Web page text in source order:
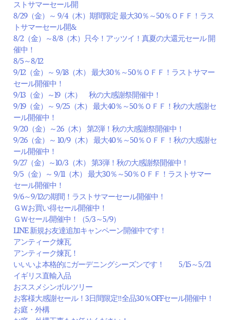
ストサマーセール開
8/29（金）～ 9/4（木）期間限定 最大30％～50％ＯＦＦ！ラス
トサマーセール開&
8/2（金）～8/8（木）只今！アッツイ！真夏の大還元セール 開
催中！
8/5～8/12
9/12（金）～ 9/18（木） 最大30％～50％ＯＦＦ！ラストサマー
セール開催中！
9/13（金）～19（木） 秋の大感謝祭開催中！
9/19（金）～ 9/25（木） 最大40％～50％ＯＦＦ！秋の大感謝セ
ール開催中！
9/20（金）～26（木） 第2弾！秋の大感謝祭開催中！
9/26（金）～ 10/9（木） 最大40％～50％ＯＦＦ！秋の大感謝セ
ール開催中！
9/27（金）～10/3（木） 第3弾！秋の大感謝祭開催中！
9/5（金）～ 9/11（木） 最大30％～50％ＯＦＦ！ラストサマー
セール開催中！
9/6～9/12の期間！ラストサマーセール開催中！
ＧＷお買い得セール開催中！
ＧＷセール開催中！（5/3～5/9）
LINE 新規お友達追加キャンペーン開催中です！
アンティーク煉瓦
アンティーク煉瓦！
いいいよ本格的にガーデニングシーズンです！ 5/15～5/21
イギリス直輸入品
おススメシンボルツリー
お客様大感謝セール！3日間限定‼全品30％OFFセール開催中！
お庭・外構